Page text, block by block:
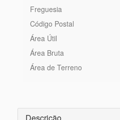
Freguesia
Código Postal
Área Útil
Área Bruta
Área de Terreno
Descrição